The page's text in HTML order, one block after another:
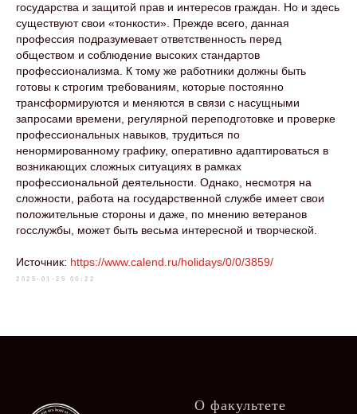
государства и защитой прав и интересов граждан. Но и здесь
существуют свои «тонкости». Прежде всего, данная
профессия подразумевает ответственность перед
обществом и соблюдение высоких стандартов
профессионализма. К тому же работники должны быть
готовы к строгим требованиям, которые постоянно
трансформируются и меняются в связи с насущными
запросами времени, регулярной переподготовке и проверке
профессиональных навыков, трудиться по
ненормированному графику, оперативно адаптироваться в
возникающих сложных ситуациях в рамках
профессиональной деятельности. Однако, несмотря на
сложности, работа на государственной службе имеет свои
положительные стороны и даже, по мнению ветеранов
госслужбы, может быть весьма интересной и творческой.
Источник: https://www.calend.ru/holidays/0/0/3859/
2025-01-25 00:22
О факультете